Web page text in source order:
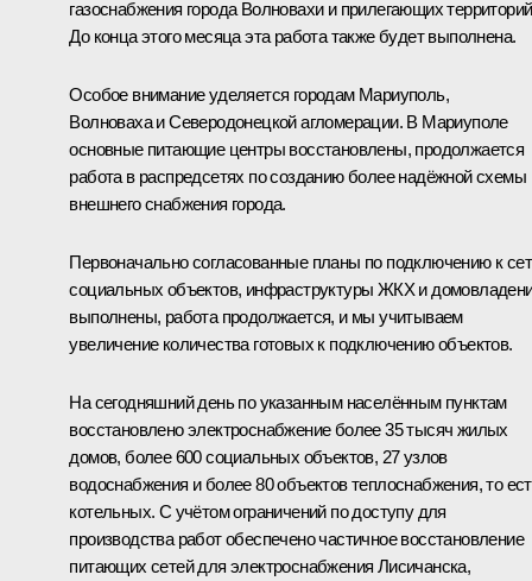
газоснабжения города Волновахи и прилегающих
До конца этого месяца эта работа также будет выполнена.
Особое внимание уделяется городам Мариуполь,
Волноваха и Северодонецкой агломерации. В Мариуполе
основные питающие центры восстановлены, продолжается
работа в распредсетях по созданию более надёжной схемы
внешнего снабжения города.
Первоначально согласованные планы по подключению к
социальных объектов, инфраструктуры ЖКХ и
выполнены, работа продолжается, и мы учитываем
увеличение количества готовых к подключению объектов.
На сегодняшний день по указанным населённым пунктам
восстановлено электроснабжение более 35 тысяч жилых
домов, более 600 социальных объектов, 27 узлов
водоснабжения и более 80 объектов теплоснабжения, то
котельных. С учётом ограничений по доступу для
производства работ обеспечено частичное восстановление
питающих сетей для электроснабжения Лисичанска,